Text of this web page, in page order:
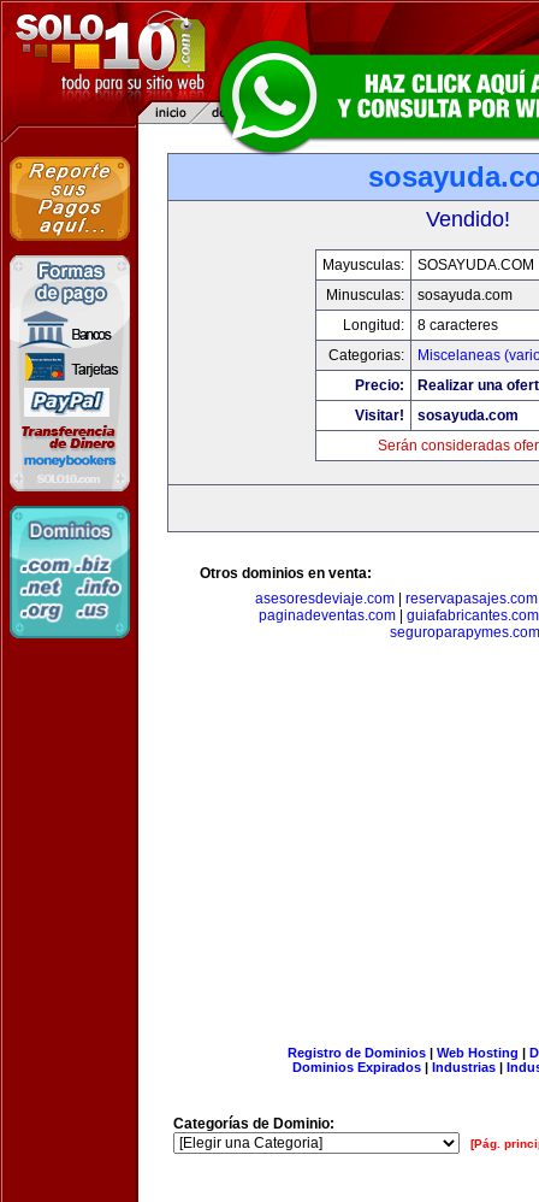
Vendido!
Mayusculas:
SOSAYUDA.COM
Minusculas:
sosayuda.com
Longitud:
8 caracteres
Categorias:
Miscelaneas
Precio:
Realizar una
Visitar!
sosayuda.com
Serán consideradas
Otros dominios en venta:
asesoresdeviaje.com
reservapasajes.com
paginadeventas.com
guiafabricantes.com
seguroparapymes.com
Registro de Dominios| Web Hosting |
Dominios Expirados | Industrias |
Categorías de Dominio:
[Pág.